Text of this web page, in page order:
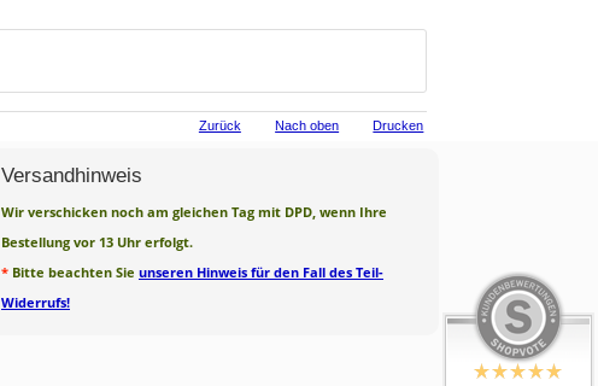
Zurück Nach oben Drucken
Versandhinweis
Wir verschicken noch am gleichen Tag mit DPD, wenn Ihre
Bestellung vor 13 Uhr erfolgt.
* Bitte beachten Sie unseren Hinweis für den Fall des Teil-
Widerrufs!